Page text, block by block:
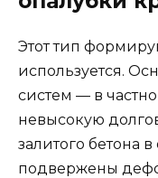
Этот тип
используется.
систем — в
невысокую
залитого бетона
подвержены